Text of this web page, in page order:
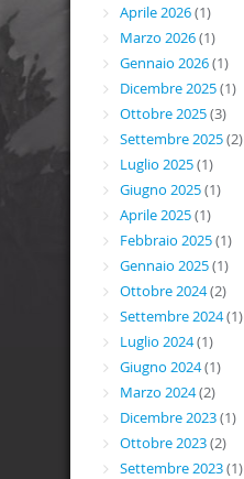
Aprile 2026(1)
Marzo 2026(1)
Gennaio 2026(1)
Dicembre 2025(1)
Ottobre 2025(3)
Settembre 2025(2)
Luglio 2025(1)
Giugno 2025(1)
Aprile 2025(1)
Febbraio 2025(1)
Gennaio 2025(1)
Ottobre 2024(2)
Settembre 2024(1)
Luglio 2024(1)
Giugno 2024(1)
Marzo 2024(2)
Dicembre 2023(1)
Ottobre 2023(2)
Settembre 2023(1)